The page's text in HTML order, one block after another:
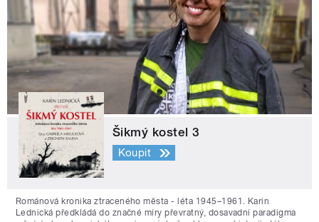
Šikmý kostel 3
Koupit
Románová kronika ztraceného města - léta 1945–1961. Karin
Lednická předkládá do značné míry převratný, dosavadní paradigma